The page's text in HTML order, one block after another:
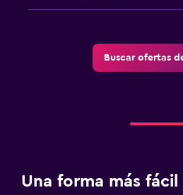
Buscar ofertas
Una forma más